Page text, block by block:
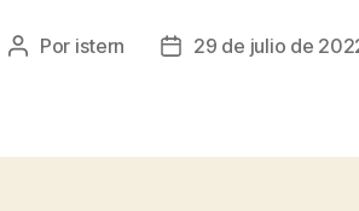
Autor
Por istern
Fecha29 de julio de